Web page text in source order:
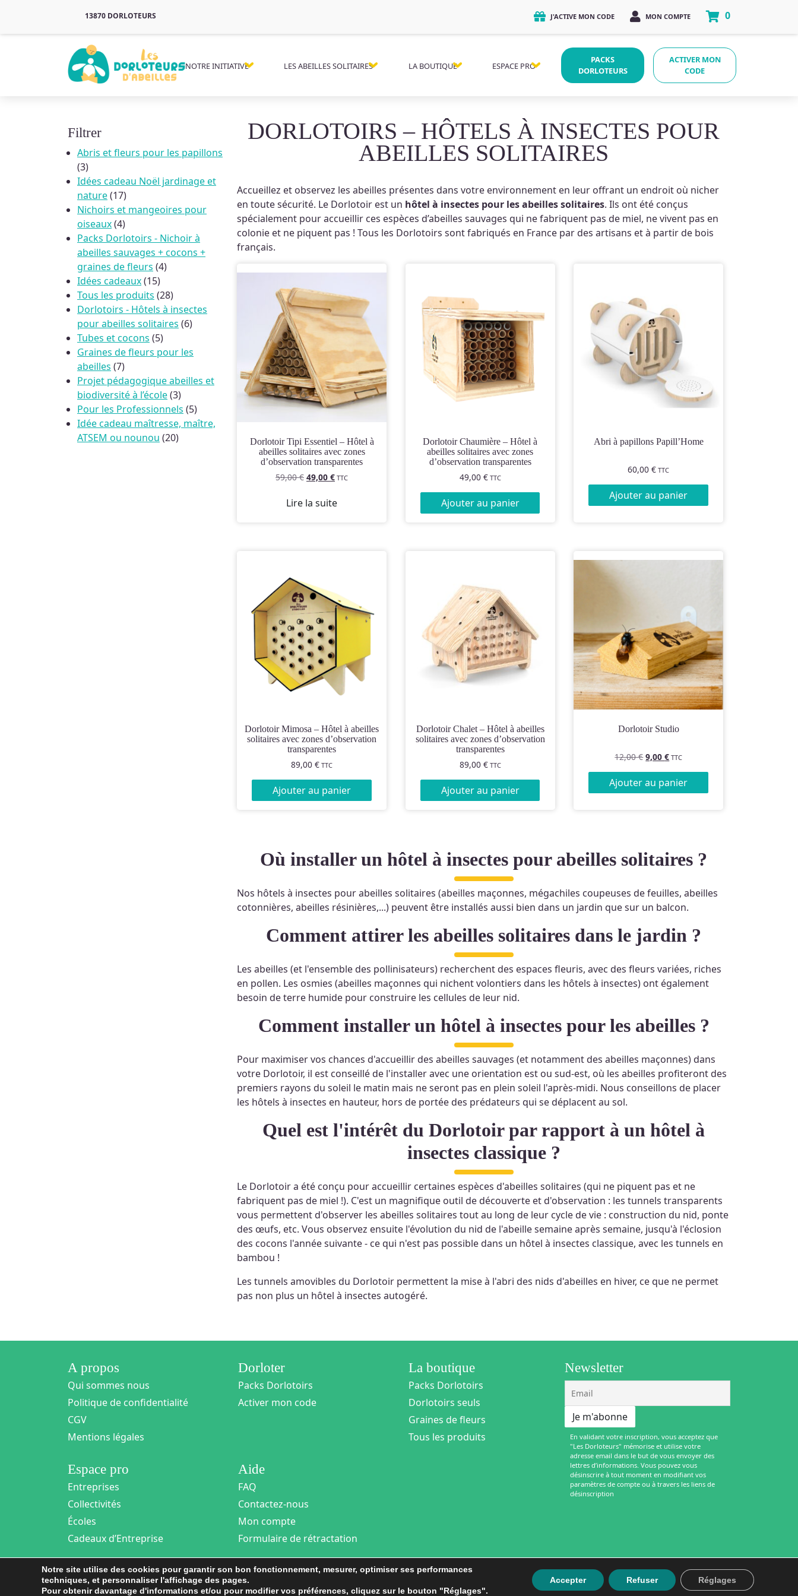
13870 DORLOTEURS J'ACTIVE MON CODE MON COMPTE 0
PACKS
DORLOTEURS
ACTIVER MON
CODE
NOTRE INITIATIVE LES ABEILLES SOLITAIRES LA BOUTIQUE ESPACE PRO
Filtrer
Abris et fleurs pour les papillons
33
produits
Idées cadeau Noël jardinage et
nature 1717
produits
Nichoirs et mangeoires pour
oiseaux 44
produits
Packs Dorlotoirs - Nichoir à
abeilles sauvages + cocons +
graines de fleurs 44
Idées cadeaux 1515
produits
Tous les produits 2828
produits
Dorlotoirs - Hôtels à insectes
pour abeilles solitaires 66
Tubes et cocons 55
produits
Graines de fleurs pour les
abeilles 77
produits
Projet pédagogique abeilles et
biodiversité à l’école 33
produits
Pour les Professionnels 55
produits
Idée cadeau maîtresse, maître,
ATSEM ou nounou 2020
DORLOTOIRS – HÔTELS À INSECTES POUR
ABEILLES SOLITAIRES
Accueillez et observez les abeilles présentes dans votre environnement en leur offrant un endroit où nicher
en toute sécurité. Le Dorlotoir est un hôtel à insectes pour les abeilles solitaires. Ils ont été conçus
spécialement pour accueillir ces espèces d’abeilles sauvages qui ne fabriquent pas de miel, ne vivent pas en
colonie et ne piquent pas ! Tous les Dorlotoirs sont fabriqués en France par des artisans et à partir de bois
français.
Dorlotoir Tipi Essentiel – Hôtel à
abeilles solitaires avec zones
d’observation transparentes
59,00€ Le
initial
49,00€Le
actuel
TTC
Lire la suite
Dorlotoir Chaumière – Hôtel à
abeilles solitaires avec zones
d’observation transparentes
49,00 €TTC
Ajouter au panier
Abri à papillons Papill’Home
60,00€ TTC
Ajouter au panier
Dorlotoir Mimosa – Hôtel à abeilles
solitaires avec zones d’observation
transparentes
89,00€ TTC
Ajouter au panier
Dorlotoir Chalet – Hôtel à abeilles
solitaires avec zones d’observation
transparentes
89,00 €TTC
Ajouter au panier
Dorlotoir Studio
12,00€Le
initial
était :
9,00€Le
actuel
est :
TTC
Ajouter au panier
Où installer un hôtel à insectes pour abeilles solitaires ?
Nos hôtels à insectes pour abeilles solitaires (abeilles maçonnes, mégachiles coupeuses de feuilles, abeilles
cotonnières, abeilles résinières,...) peuvent être installés aussi bien dans un jardin que sur un balcon.
Comment attirer les abeilles solitaires dans le jardin ?
Les abeilles (et l'ensemble des pollinisateurs) recherchent des espaces fleuris, avec des fleurs variées, riches
en pollen. Les osmies (abeilles maçonnes qui nichent volontiers dans les hôtels à insectes) ont également
besoin de terre humide pour construire les cellules de leur nid.
Comment installer un hôtel à insectes pour les abeilles ?
Pour maximiser vos chances d'accueillir des abeilles sauvages (et notamment des abeilles maçonnes) dans
votre Dorlotoir, il est conseillé de l'installer avec une orientation est ou sud-est, où les abeilles profiteront des
premiers rayons du soleil le matin mais ne seront pas en plein soleil l'après-midi. Nous conseillons de placer
les hôtels à insectes en hauteur, hors de portée des prédateurs qui se déplacent au sol.
Quel est l'intérêt du Dorlotoir par rapport à un hôtel à
insectes classique ?
Le Dorlotoir a été conçu pour accueillir certaines espèces d'abeilles solitaires (qui ne piquent pas et ne
fabriquent pas de miel !). C'est un magnifique outil de découverte et d'observation : les tunnels transparents
vous permettent d'observer les abeilles solitaires tout au long de leur cycle de vie : construction du nid, ponte
des œufs, etc. Vous observez ensuite l'évolution du nid de l'abeille semaine après semaine, jusqu'à l'éclosion
des cocons l'année suivante - ce qui n'est pas possible dans un hôtel à insectes classique, avec les tunnels en
bambou !
Les tunnels amovibles du Dorlotoir permettent la mise à l'abri des nids d'abeilles en hiver, ce que ne permet
pas non plus un hôtel à insectes autogéré.
A propos
Qui sommes nous
Politique de confidentialité
CGV
Mentions légales
Dorloter
Packs Dorlotoirs
Activer mon code
La boutique
Packs Dorlotoirs
Dorlotoirs seuls
Graines de fleurs
Tous les produits
Espace pro
Entreprises
Collectivités
Écoles
Cadeaux d’Entreprise
Aide
FAQ
Contactez-nous
Mon compte
Formulaire de rétractation
Newsletter
En validant votre inscription, vous acceptez que
"Les Dorloteurs" mémorise et utilise votre
adresse email dans le but de vous envoyer des
lettres d’informations. Vous pouvez vous
désinscrire à tout moment en modifiant vos
paramètres de compte ou à travers les liens de
désinscription
BLOG
Notre site utilise des cookies pour garantir son bon fonctionnement, mesurer, optimiser ses performances
techniques, et personnaliser l'affichage des pages.
Pour obtenir davantage d'informations et/ou pour modifier vos préférences, cliquez sur le bouton "Réglages".
Accepter Refuser Réglages